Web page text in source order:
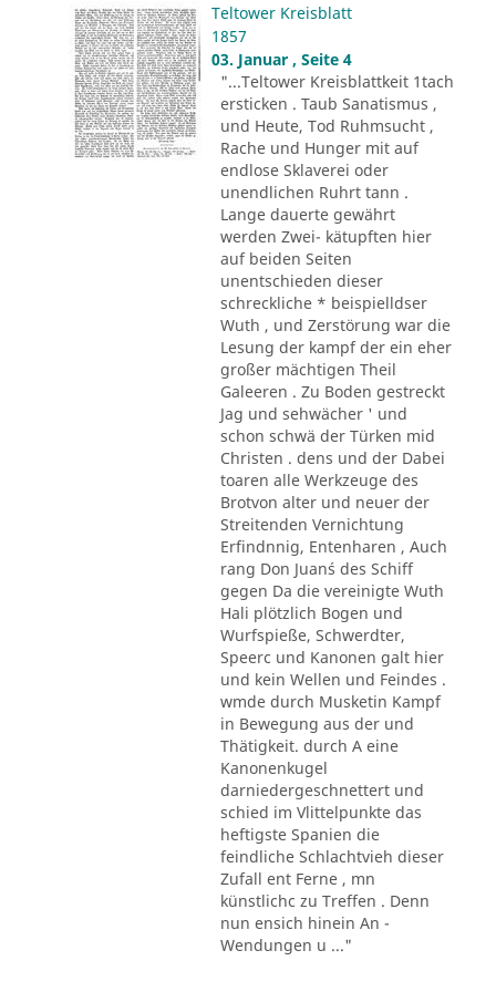
Teltower Kreisblatt
1857
03. Januar , Seite 4
"...Teltower Kreisblattkeit 1tach
ersticken . Taub Sanatismus ,
und Heute, Tod Ruhmsucht ,
Rache und Hunger mit auf
endlose Sklaverei oder
unendlichen Ruhrt tann .
Lange dauerte gewährt
werden Zwei- kätupften hier
auf beiden Seiten
unentschieden dieser
schreckliche * beispielldser
Wuth , und Zerstörung war die
Lesung der kampf der ein eher
großer mächtigen Theil
Galeeren . Zu Boden gestreckt
Jag und sehwächer ' und
schon schwä der Türken mid
Christen . dens und der Dabei
toaren alle Werkzeuge des
Brotvon alter und neuer der
Streitenden Vernichtung
Erfindnnig, Entenharen , Auch
rang Don Juan´s des Schiff
gegen Da die vereinigte Wuth
Hali plötzlich Bogen und
Wurfspieße, Schwerdter,
Speerc und Kanonen galt hier
und kein Wellen und Feindes .
wmde durch Musketin Kampf
in Bewegung aus der und
Thätigkeit. durch A eine
Kanonenkugel
darniedergeschnettert und
schied im Vlittelpunkte das
heftigste Spanien die
feindliche Schlachtvieh dieser
Zufall ent Ferne , mn
künstlichc zu Treffen . Denn
nun ensich hinein An -
Wendungen u ..."